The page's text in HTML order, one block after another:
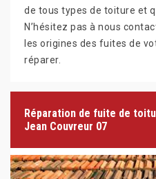
de tous types de toiture et
N’hésitez pas à nous
les origines des fuites de
réparer.
Réparation de fuite de
Jean Couvreur 07